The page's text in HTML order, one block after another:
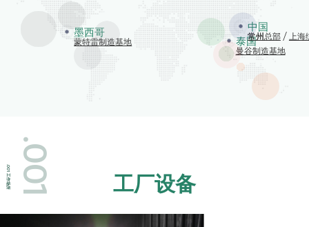
墨西哥
蒙特雷制造基地 泰国
曼谷制造基地
中国
常州总部/ 上海
常州
.001
.001
工作场所 工厂设备